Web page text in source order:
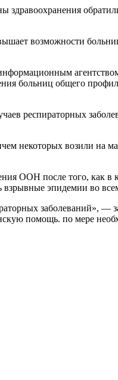
возможности
больниц общего
респираторных
некоторых возили на
ООН после того, как в
взрывные эпидемии во
заболеваний», —
помощь. по мере